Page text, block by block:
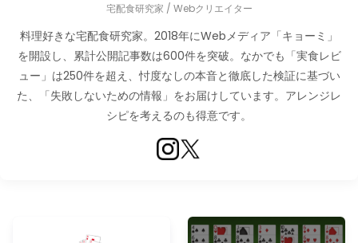
宅配食研究家 / Webクリエイター
料理好きな宅配食研究家。2018年にWebメディア「キョーミ」
を開設し、累計公開記事数は600件を突破。なかでも「実食レビ
ュー」は250件を超え、忖度なしの本音と徹底した検証に基づい
た、「失敗しないための情報」をお届けしています。アレンジレ
シピを考えるのも得意です。